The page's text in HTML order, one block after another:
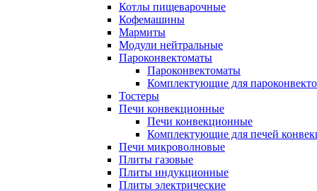
Котлы пищеварочные
Кофемашины
Мармиты
Модули нейтральные
Пароконвектоматы
Пароконвектоматы
Комплектующие для
Тостеры
Печи конвекционные
Печи конвекционные
Комплектующие для печей
Печи микроволновые
Плиты газовые
Плиты индукционные
Плиты электрические